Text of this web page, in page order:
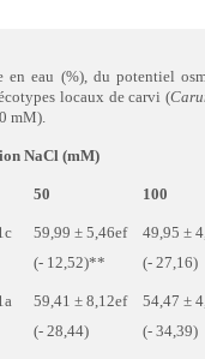
en eau (%), du potentiel
locaux de carvi (
mM).
NaCl (mM)
50 100
59,99 ± 5,46ef
(- 12,52)**
49,95 ±
(- 27,16)
59,41 ± 8,12ef
(- 28,44)
54,47 ±
(- 34,39)